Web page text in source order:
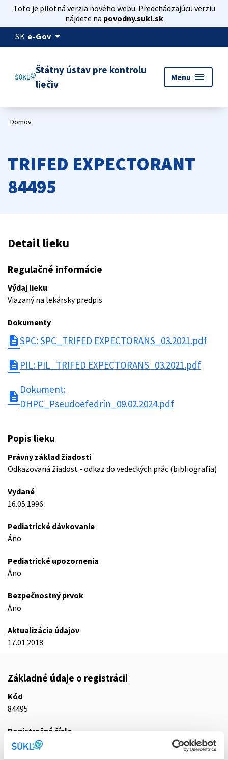
Toto je pilotná verzia nového webu. Predchádzajúcu verziu
nájdete na povodny.sukl.sk
SK e-Gov arrow_drop_down
Štátny ústav pre kontrolu
liečiv
Menu menu
Domov
TRIFED EXPECTORANT
84495
Detail lieku
Regulačné informácie
Výdaj lieku
Viazaný na lekársky predpis
Dokumenty
descriptionSPC: SPC_TRIFED EXPECTORANS_03.2021.pdf
description PIL: PIL_TRIFED EXPECTORANS_03.2021.pdf
description
Dokument:
DHPC_Pseudoefedrín_09.02.2024.pdf
Popis lieku
Právny základ žiadosti
Odkazovaná žiadost - odkaz do vedeckých prác (bibliografia)
Vydané
16.05.1996
Pediatrické dávkovanie
Áno
Pediatrické upozornenia
Áno
Bezpečnostný prvok
Áno
Aktualizácia údajov
17.01.2018
Základné údaje o registrácii
Kód
84495
Registračné číslo
52/0444/96-S